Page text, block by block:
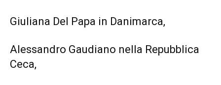
Giuliana Del Papa in Danimarca,
Alessandro Gaudiano nella Repubblica
Ceca,